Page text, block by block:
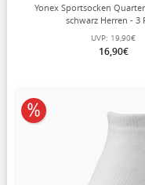
Yonex Sportsocken
schwarz Herren - 3
UVP: 19,90€
16,90€
10% reduziert